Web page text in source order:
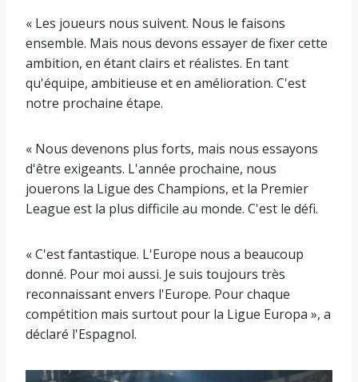
« Les joueurs nous suivent. Nous le faisons
ensemble. Mais nous devons essayer de fixer cette
ambition, en étant clairs et réalistes. En tant
qu'équipe, ambitieuse et en amélioration. C'est
notre prochaine étape.
« Nous devenons plus forts, mais nous essayons
d'être exigeants. L'année prochaine, nous
jouerons la Ligue des Champions, et la Premier
League est la plus difficile au monde. C'est le défi.
« C'est fantastique. L'Europe nous a beaucoup
donné. Pour moi aussi. Je suis toujours très
reconnaissant envers l'Europe. Pour chaque
compétition mais surtout pour la Ligue Europa », a
déclaré l'Espagnol.